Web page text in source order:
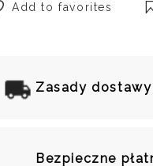
Add to favorites
Zasady dostawy
Bezpieczne